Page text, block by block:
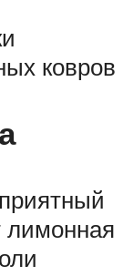
ковров
лимонная